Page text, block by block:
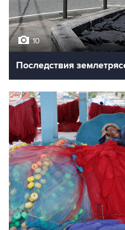
10
Последствия